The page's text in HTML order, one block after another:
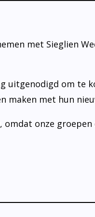
met Sieglien
uitgenodigd om te
maken met hun
onze